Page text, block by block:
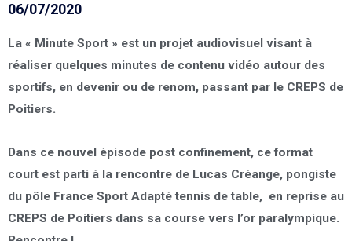
06/07/2020
La « Minute Sport » est un projet audiovisuel visant à
réaliser quelques minutes de contenu vidéo autour des
sportifs, en devenir ou de renom, passant par le CREPS de
Poitiers.
Dans ce nouvel épisode post confinement, ce format
court est parti à la rencontre de Lucas Créange, pongiste
du pôle France Sport Adapté tennis de table, en reprise au
CREPS de Poitiers dans sa course vers l’or paralympique.